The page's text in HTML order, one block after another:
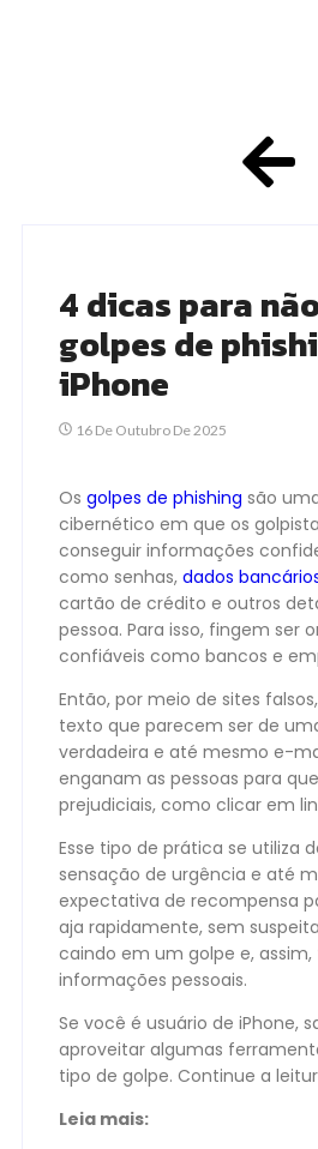
4 dicas para
golpes de
iPhone
16 De Outubro De 2025
Os golpes de phishing são
cibernético em que os
conseguir informações
como senhas, dados
cartão de crédito e outros
pessoa. Para isso, fingem ser
confiáveis como bancos e
Então, por meio de sites
texto que parecem ser de
verdadeira e até mesmo e-
enganam as pessoas para
prejudiciais, como clicar em
Esse tipo de prática se utiliza
sensação de urgência e até
expectativa de recompensa
aja rapidamente, sem
caindo em um golpe e,
informações pessoais.
Se você é usuário de iPhone,
aproveitar algumas
tipo de golpe. Continue a
Leia mais: